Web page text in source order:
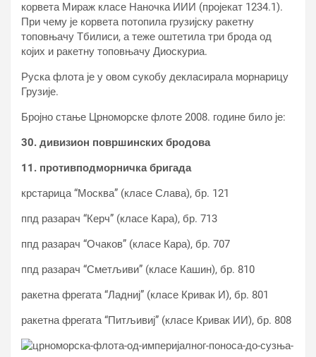
корвета Мираж класе Наночка ИИИ (пројекат 1234.1).
При чему је корвета потопила грузијску ракетну
топовњачу Тбилиси, а теже оштетила три брода од
којих и ракетну топовњачу Диоскуриа.
Руска флота је у овом сукобу декласирала морнарицу
Грузије.
Бројно стање Црноморске флоте 2008. године било је:
30. дивизион површинских бродова
11. противподморничка бригада
крстарица “Москва” (класе Слава), бр. 121
ппд разарач “Керч” (класе Кара), бр. 713
ппд разарач “Очаков” (класе Кара), бр. 707
ппд разарач “Сметљиви” (класе Кашин), бр. 810
ракетна фрегата “Ладниј” (класе Кривак И), бр. 801
ракетна фрегата “Питљивиј” (класе Кривак ИИ), бр. 808